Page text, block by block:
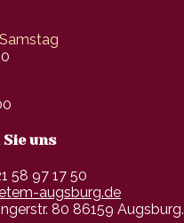
uns
58 97 17 50
augsburg.de
80 86159 Augsburg.